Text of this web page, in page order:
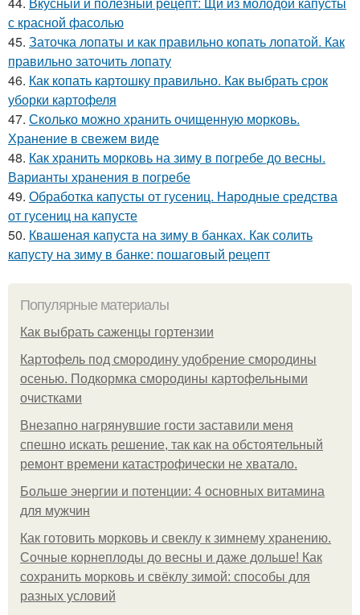
с красной фасолью
45. Заточка лопаты и как правильно копать лопатой. Как
правильно заточить лопату
46. Как копать картошку правильно. Как выбрать срок
уборки картофеля
47. Сколько можно хранить очищенную морковь.
Хранение в свежем виде
48. Как хранить морковь на зиму в погребе до весны.
Варианты хранения в погребе
49. Обработка капусты от гусениц. Народные средства
от гусениц на капусте
50. Квашеная капуста на зиму в банках. Как солить
капусту на зиму в банке: пошаговый рецепт
Популярные материалы
Как выбрать саженцы гортензии
Картофель под смородину удобрение смородины
осенью. Подкормка смородины картофельными
очистками
Внезапно нагрянувшие гости заставили меня
спешно искать решение, так как на обстоятельный
ремонт времени катастрофически не хватало.
Больше энергии и потенции: 4 основных витамина
для мужчин
Как готовить морковь и свеклу к зимнему хранению.
Сочные корнеплоды до весны и даже дольше! Как
сохранить морковь и свёклу зимой: способы для
разных условий